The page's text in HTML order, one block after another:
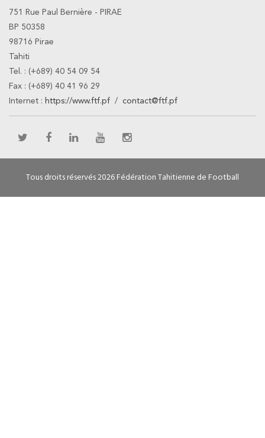
751 Rue Paul Bernière - PIRAE
BP 50358
98716 Pirae
Tahiti
Tel. : (+689) 40 54 09 54
Fax : (+689) 40 41 96 29
Internet : https://www.ftf.pf / contact@ftf.pf
Tous droits réservés 2026 Fédération Tahitienne de Football